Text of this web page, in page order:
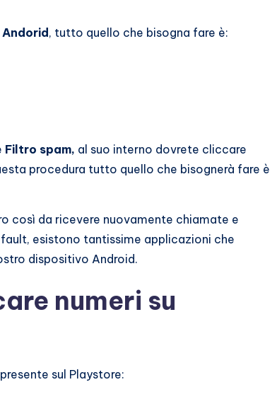
, tutto quello che bisogna fare è:
Filtro spam, al suo interno dovrete cliccare
procedura tutto quello che bisognerà fare è
così da ricevere nuovamente chiamate e
esistono tantissime applicazioni che
dispositivo Android.
numeri su
sul Playstore: